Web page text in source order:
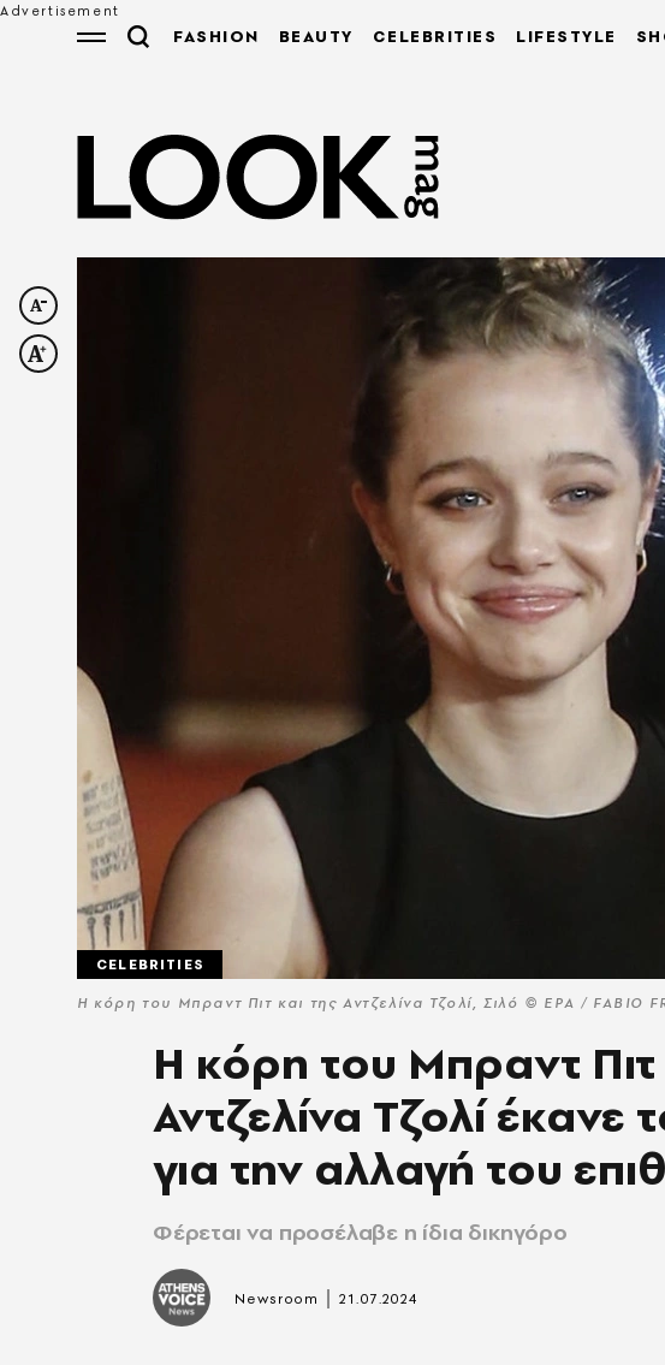
FASHION BEAUTY CELEBRITIES LIFESTYLE
Η κόρη του Μπραντ Πιτ και της Αντζελίνα Τζολί, Σιλό © EPA / FABIO
CELEBRITIES
Η κόρη του Μπραντ Πιτ
Αντζελίνα Τζολί
για την αλλαγή του
Φέρεται να προσέλαβε η ίδια δικηγόρο
Newsroom |21.07.2024